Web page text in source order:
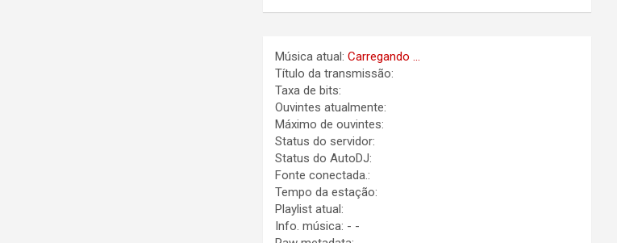
Música atual:Carregando ...
Título da transmissão:
Taxa de bits:
Ouvintes atualmente:
Máximo de ouvintes:
Status do servidor:
Status do AutoDJ:
Fonte conectada.:
Tempo da estação:
Playlist atual:
Info. música: - -